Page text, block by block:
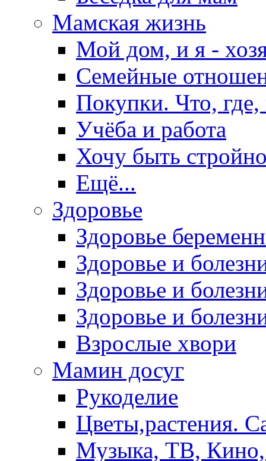
Мамская жизнь
Мой дом, и я -
Семейные
Покупки. Что, где,
Учёба и работа
Хочу быть
Ещё...
Здоровье
Здоровье
Здоровье и
Здоровье и
Здоровье и
Взрослые хвори
Мамин досуг
Рукоделие
Цветы,растения.
Музыка, ТВ,